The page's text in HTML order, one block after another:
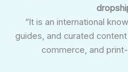
“It is an international
guides, and curated
commerce, and